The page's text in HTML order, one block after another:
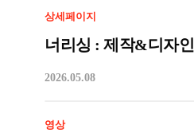
상세페이지
너리싱 : 제작&디자인
2026.05.08
영상